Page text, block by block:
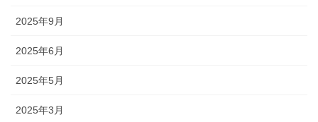
2025年9月
2025年6月
2025年5月
2025年3月